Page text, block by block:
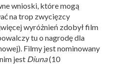
wnioski, które mogą
na trop zwycięzcy
wyróżnień zdobył film
tu o nagrodę dla
Filmy jest nominowany
jest Diuna(10